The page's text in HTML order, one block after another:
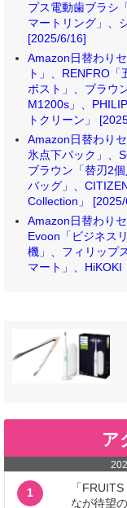
プス電動歯ブラシ
マートリング」、
[2025/6/16]
Amazon日替わり
ト」、RENFRO
ポスト」、ブラウ
M1200s」、
トクリーン」
Amazon日替わり
氷点下パック」、
ブラウン「替刃2
バッグ」、
Collection」
Amazon日替わり
Evoon「ビジネス
機」、フィリップ
マート」、
ア
1
「
なが待望